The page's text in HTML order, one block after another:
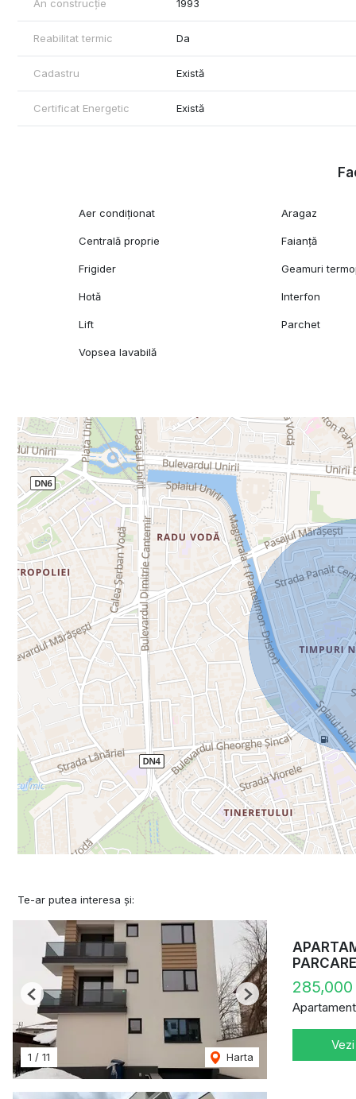
An construcție 1993
Reabilitat termic Da
Cadastru Există
Certificat Energetic Există
Aer condiționat Aragaz
Centrală proprie Faianță
Frigider Geamuri
Hotă Interfon
Lift Parchet
Vopsea lavabilă
Te-ar putea interesa și:
1 / 11 Harta
Previous Next
PARCARE